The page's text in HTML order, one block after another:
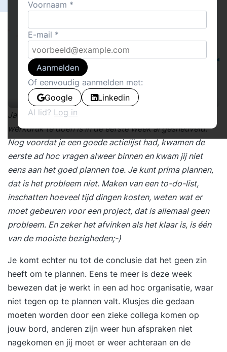
Ja hoor. Het goede voornemen om nu echt iets aan je
werkdruk te doen is in de eerste week al gesneuveld.
Nog voordat je een goede actielijst had, kwamen de
eerste ad hoc vragen alweer binnen en kwam jij niet
eens aan het goed plannen toe. Je kunt prima plannen,
dat is het probleem niet. Maken van een to-do-list,
inschatten hoeveel tijd dingen kosten, weten wat er
moet gebeuren voor een project, dat is allemaal geen
probleem. En zeker het afvinken als het klaar is, is één
van de mooiste bezigheden;-)
Je komt echter nu tot de conclusie dat het geen zin
heeft om te plannen. Eens te meer is deze week
bewezen dat je werkt in een ad hoc organisatie, waar
niet tegen op te plannen valt. Klusjes die gedaan
moeten worden door een zieke collega komen op
jouw bord, anderen zijn weer hun afspraken niet
nagekomen en jij moet er weer achteraan en de
Voornaam
E-mail
Aanmelden
Of eenvoudig aanmelden met:
Google
Linkedin
Al lid? Log in